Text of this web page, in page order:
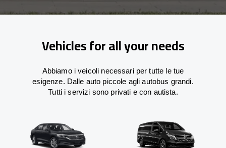
Vehicles for all your needs
Abbiamo i veicoli necessari per tutte le tue
esigenze. Dalle auto piccole agli autobus grandi.
Tutti i servizi sono privati e con autista.